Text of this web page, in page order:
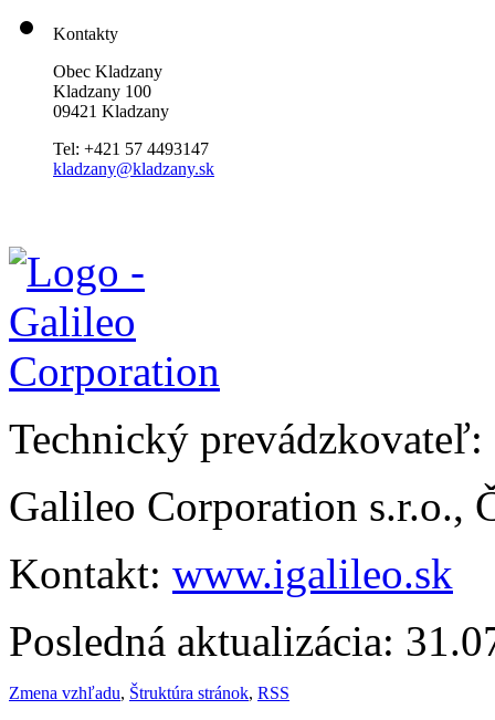
Kontakty
Obec Kladzany
Kladzany 100
09421 Kladzany
Tel: +421 57 4493147
kladzany@kladzany.sk
Technický prevádzkovateľ:
Galileo Corporation s.r.o.,
Kontakt: www.igalileo.sk
Posledná aktualizácia:
Zmena vzhľadu, Štruktúra stránok, RSS